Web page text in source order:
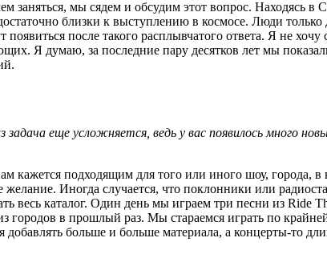
мы сядем и обсудим этот вопрос. Находясь в
близки к выступлению в космосе. Люди
после такого расплывчатого ответа. Я не хочу
Я думаю, за последние пару десятков лет мы
еще усложняется, ведь у вас появилось много
кажется подходящим для того или иного шоу, города,
Иногда случается, что поклонники или
весь каталог. Один день мы играем три песни из Ride
в прошлый раз. Мы стараемся играть по
больше и больше материала, а концерты-то